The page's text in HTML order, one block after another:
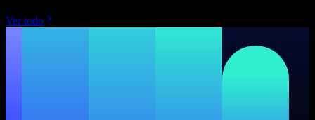
Ver todo